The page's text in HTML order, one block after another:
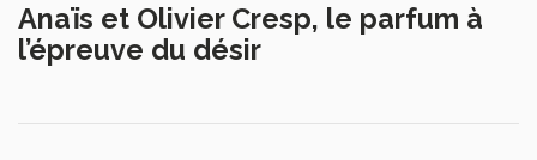
Anaïs et Olivier Cresp, le parfum à
l’épreuve du désir